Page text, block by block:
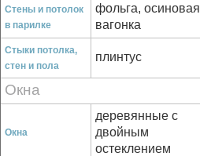
Стены и потолок
в парилке
фольга, осиновая
вагонка
Стыки потолка,
стен и пола
плинтус
Окна
Окна
деревянные с
двойным
остеклением